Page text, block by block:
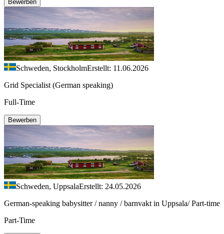
Bewerben
Schweden, StockholmErstellt: 11.06.2026
Grid Specialist (German speaking)
Full-Time
Bewerben
Schweden, UppsalaErstellt: 24.05.2026
German-speaking babysitter / nanny / barnvakt in Uppsala/ Part-time
Part-Time